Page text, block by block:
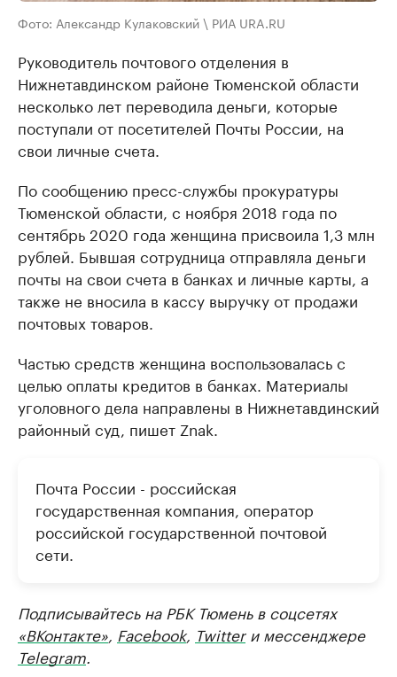
Фото: Александр Кулаковский \ РИА URA.RU
Руководитель почтового отделения в
Нижнетавдинском районе Тюменской области
несколько лет переводила деньги, которые
поступали от посетителей Почты России, на
свои личные счета.
По сообщению пресс-службы прокуратуры
Тюменской области, с ноября 2018 года по
сентябрь 2020 года женщина присвоила 1,3 млн
рублей. Бывшая сотрудница отправляла деньги
почты на свои счета в банках и личные карты, а
также не вносила в кассу выручку от продажи
почтовых товаров.
Частью средств женщина воспользовалась с
целью оплаты кредитов в банках. Материалы
уголовного дела направлены в Нижнетавдинский
районный суд, пишет Znak.
Почта России - российская
государственная компания, оператор
российской государственной почтовой
сети.
Подписывайтесь на РБК Тюмень в соцсетях
«ВКонтакте» Facebook, Twitterи мессенджере
Telegram